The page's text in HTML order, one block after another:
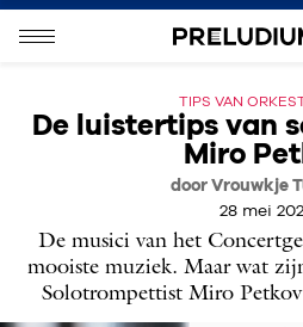
TIPS VAN
De luistertips van
Miro
door Vrouwkje
28 mei
De musici van het
mooiste muziek. Maar wat
Solotrompettist Miro